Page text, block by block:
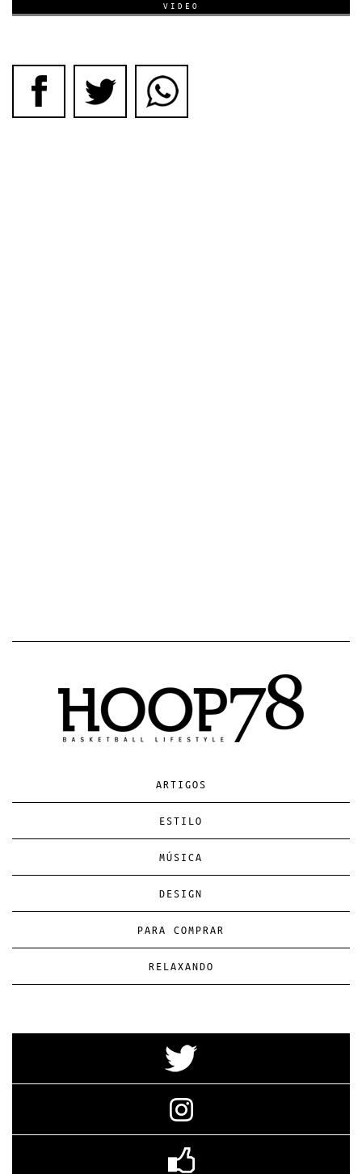
VIDEO
ARTIGOS
ESTILO
MÚSICA
DESIGN
PARA COMPRAR
RELAXANDO